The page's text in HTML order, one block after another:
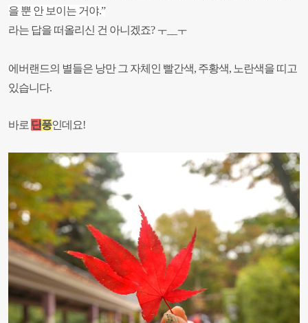
을 뿐 안 보이는 거야.”
라는 답을 떠올리신 건 아니겠죠? ㅜ__ㅜ
에버랜드의 별들은 낭만 그 자체인 빨간색, 주황색, 노란색을 띠고
있습니다.
바로 단풍인데요!